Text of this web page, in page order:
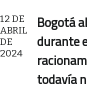
12 DE
ABRIL
DE
2024
Bogotá
durante
todavía